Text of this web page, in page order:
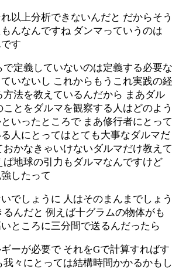
以上分析できないんだと だからそう
んなんですね ダンマっていうのは
す
で定義していないのは定義する必要な
いないし これからもうこれ実践の経
法を教えているんだから まあダル
とをダルマを観察する人はどのよう
いったところで まあ修行者にとって
人にとってはとても大事なダルマだ
おかなきゃいけないダルマだけ教えて
ば地球の引力もダルマなんですけど
したって
でしょうに 人はそのまんまでしょう
んだと 例えば十グラムの物体がも
ところに三分間で送るんだったら
ーが必要で それをGで計算すればす
我々にとっては結構時間かかるかもし